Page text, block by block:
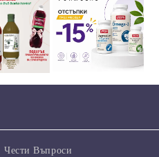
Чести Въпроси